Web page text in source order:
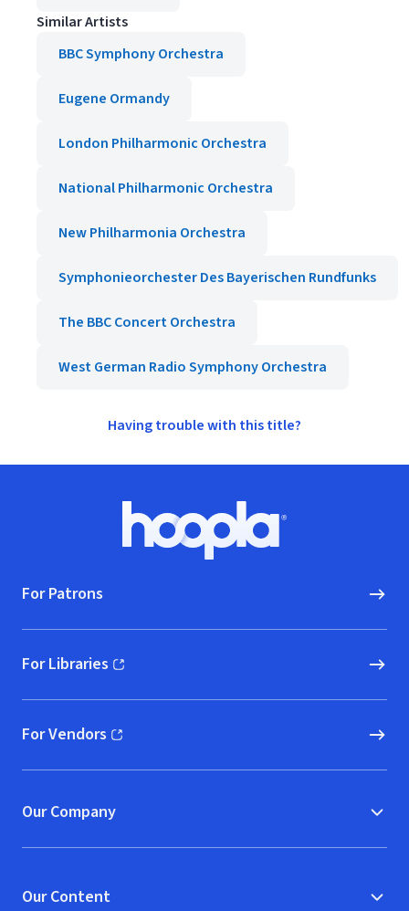
Similar Artists
BBC Symphony Orchestra
Eugene Ormandy
London Philharmonic Orchestra
National Philharmonic Orchestra
New Philharmonia Orchestra
Symphonieorchester Des Bayerischen Rundfunks
The BBC Concert Orchestra
West German Radio Symphony Orchestra
Having trouble with this title?
Hoopla logo, Go to homepage
For Patrons
For Libraries
(opens in new window)
For Vendors
(opens in new window)
Our Company
Our Content